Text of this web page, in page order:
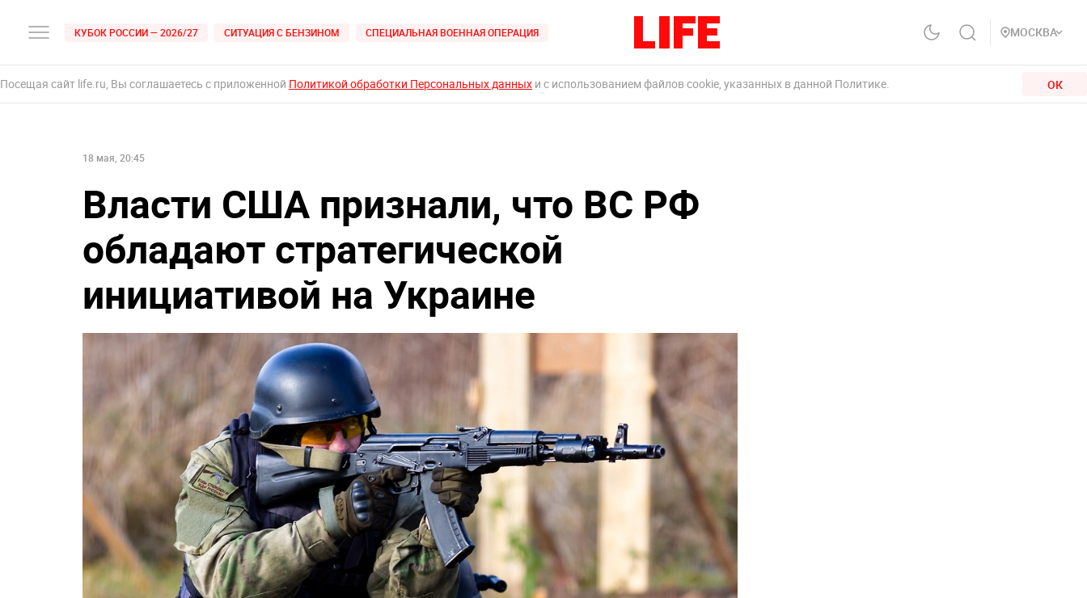
КУБОК РОССИИ — 2026/27 СИТУАЦИЯ С БЕНЗИНОМ СПЕЦИАЛЬНАЯ ВОЕННАЯ ОПЕРАЦИЯ МОСКВА
Посещая сайт life.ru, Вы соглашаетесь с приложенной Политикой обработки Персональных данных и с использованием файлов cookie, указанных в данной Политике. ОК
18 мая, 20:45
Власти США признали, что ВС РФ
обладают стратегической
инициативой на Украине